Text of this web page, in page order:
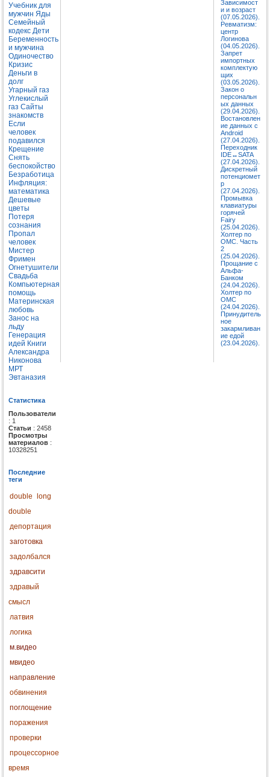
Учебник для
мужчин Яды
Семейный
кодекс Дети
Беременность
и мужчина
Одиночество
Кризис
Деньги в
долг
Угарный газ
Углекислый
газ Сайты
знакомств
Если
человек
подавился
Крещение
Снять
беспокойство
Безработица
Инфляция:
математика
Дешевые
цветы
Потеря
сознания
Пропал
человек
Мистер
Фримен
Огнетушители
Свадьба
Компьютерная
помощь
Материнская
любовь
Занос на
льду
Генерация
идей Книги
Александра
Никонова
МРТ
Эвтаназия
Статистика
Пользователи
: 1
Статьи : 2458
Просмотры
материалов :
10328251
Последние
теги
double
long
double
депортация
заготовка
задолбался
здравсити
здравый
смысл
латвия
логика
м.видео
мвидео
направление
обвинения
поглощение
поражения
проверки
процессорное
время
Зависимост
и и возраст
(07.05.2026).
Ревматизм:
центр
Логинова
(04.05.2026).
Запрет
импортных
комплектую
щих
(03.05.2026).
Закон о
персональн
ых данных
(29.04.2026).
Востановлен
ие данных с
Android
(27.04.2026).
Переходник
IDE↔SATA
(27.04.2026).
Дискретный
потенциомет
р
(27.04.2026).
Промывка
клавиатуры
горячей
Fairy
(25.04.2026).
Холтер по
ОМС. Часть
2
(25.04.2026).
Прощание с
Альфа-
Банком
(24.04.2026).
Холтер по
ОМС
(24.04.2026).
Принудитель
ное
закармливан
ие едой
(23.04.2026).